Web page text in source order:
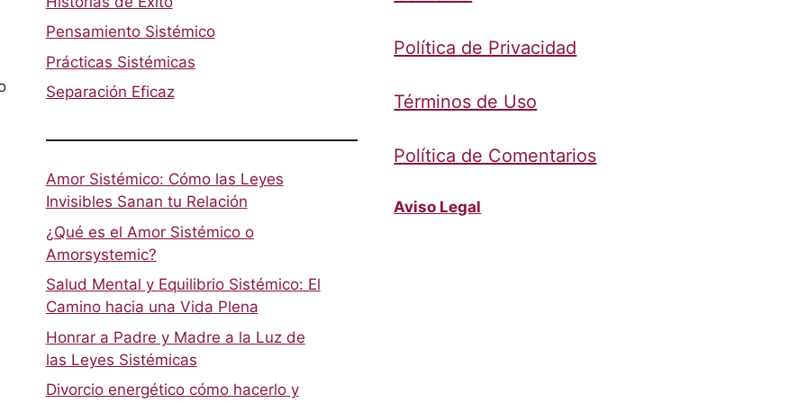
Pensamiento Sistémico
Prácticas Sistémicas
Separación Eficaz
Amor Sistémico: Cómo las Leyes
Invisibles Sanan tu Relación
¿Qué es el Amor Sistémico o
Amorsystemic?
Salud Mental y Equilibrio Sistémico: El
Camino hacia una Vida Plena
Honrar a Padre y Madre a la Luz de
las Leyes Sistémicas
Divorcio energético cómo hacerlo y
Política de Privacidad
Términos de Uso
Política de Comentarios
Aviso Legal